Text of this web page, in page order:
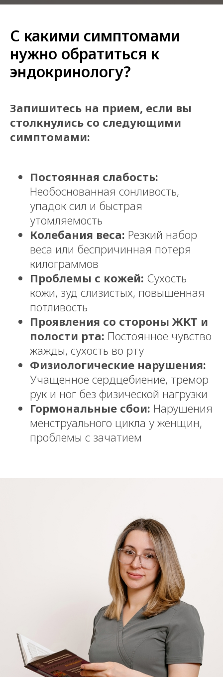
С какими симптомами
нужно обратиться к
эндокринологу?
Запишитесь на прием, если вы
столкнулись со следующими
симптомами:
Постоянная слабость:
Необоснованная сонливость,
упадок сил и быстрая
утомляемость
Колебания веса: Резкий набор
веса или беспричинная потеря
килограммов
Проблемы с кожей: Сухость
кожи, зуд слизистых, повышенная
потливость
Проявления со стороны ЖКТ и
полости рта: Постоянное чувство
жажды, сухость во рту
Физиологические нарушения:
Учащенное сердцебиение, тремор
рук и ног без физической нагрузки
Гормональные сбои: Нарушения
менструального цикла у женщин,
проблемы с зачатием